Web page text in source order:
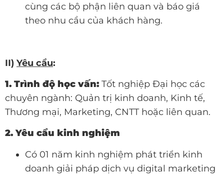
cùng các bộ phận liên quan và báo giá
theo nhu cầu của khách hàng.
II) Yêu cầu:
1. Trình độ học vấn: Tốt nghiệp Đại học các
chuyên ngành: Quản trị kinh doanh, Kinh tế,
Thương mại, Marketing, CNTT hoặc liên quan.
2. Yêu cầu kinh nghiệm
Có 01 năm kinh nghiệm phát triển kinh
doanh giải pháp dịch vụ digital marketing